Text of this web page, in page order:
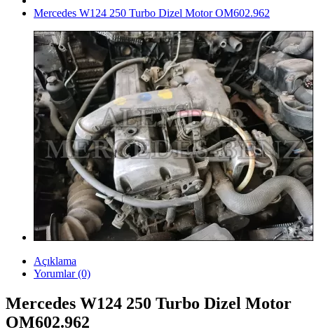
Mercedes W124 250 Turbo Dizel Motor OM602.962
Açıklama
Yorumlar (0)
Mercedes W124 250 Turbo Dizel Motor
OM602.962